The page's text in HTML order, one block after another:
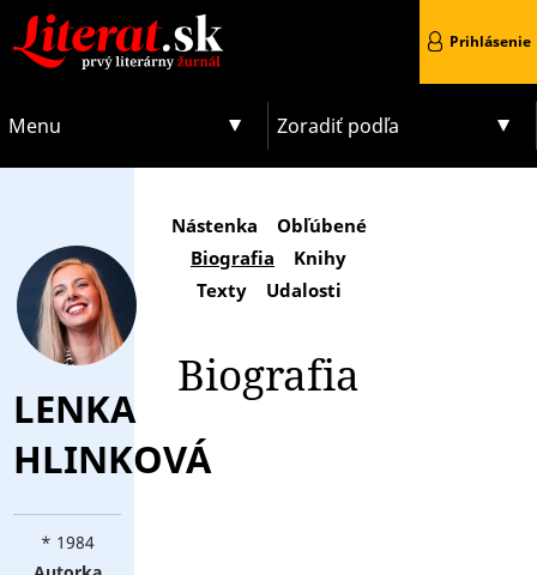
Menu Zoradiť podľa
Prihlásenie
LENKA
HLINKOVÁ
* 1984
Nástenka
Obľúbené
Biografia
Knihy
Texty
Udalosti
Biografia